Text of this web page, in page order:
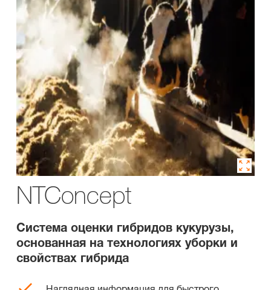
NTConcept
Система оценки гибридов кукурузы,
основанная на технологиях уборки и
свойствах гибрида